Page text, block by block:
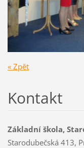
« Zpět
Kontakt
Základní škola,
Starodubečská 413,